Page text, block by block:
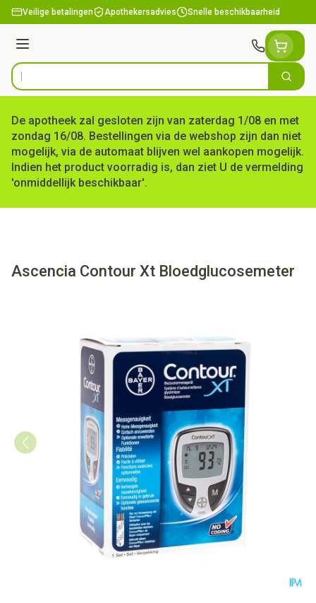
Ga naar de inhoud
Veilige betalingen Apothekersadvies Snelle beschikbaarheid
Menu
Product, merk, categorie... Zoek
De apotheek zal gesloten zijn van zaterdag 1/08 en met
zondag 16/08. Bestellingen via de webshop zijn dan niet
mogelijk, via de automaat blijven wel aankopen mogelijk.
Indien het product voorradig is, dan ziet U de vermelding
'onmiddellijk beschikbaar'.
Ascencia Contour Xt Bloedglucosemeter